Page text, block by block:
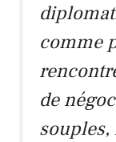
comme
de